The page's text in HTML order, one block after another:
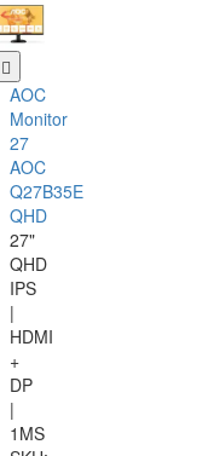
AOC
Monitor
27
AOC
Q27B35E
QHD
27"
QHD
IPS
|
HDMI
+
DP
|
1MS